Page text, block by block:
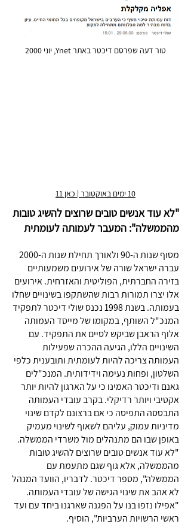
טור דעה שפרסם דיכטר באתר Ynet, יוני 2000
"לא עוד אנשים טובים שרוצים להשיג טובות
מהממשלה": המעבר לעמותה לעומתית
מסוף שנות ה-90 ולאורך תחילת שנות ה-2000
עברה ישראל שורה של אירועים משמעותיים
בזירה החברתית, הפוליטית והאזרחית. אירועים
אלו יצרו תמורות רבות שהשתקפו בשינויים שחלו
בעמותה. בשנת 1998 נכנס שולי דיכטר לתפקיד
המנכ"ל השותף, במקומו של מייסד העמותה
אלוף הראבן שביקש לסיים את התפקיד. עם
השינויים הללו, הגיעה ההכרה שפעילות
העמותה צריכה להיות לעומתית ותובענית כלפי
השלטון, ופחות נעימה וידידותית. המנכ"לים
גאנם ודיכטר האמינו כי על הארגון להיות יותר
אקטיבי ויותר רדיקלי. בקרב עובדי העמותה
התבססה התפיסה כי אם ברצונם לקדם שינוי
מדיניות עמוק, עליהם לשאוף לשינוי מעמיק
באופן שבו הם מתנהלים מול משרדי הממשלה.
"לא עוד אנשים טובים שרוצים להשיג טובות
מהממשלה, אלא גוף שגם מתעמת עם
הממשלה", מספר דיכטר. לדבריו, הוועד המנהל
לא אהב את שינוי הגישה של עובדי העמותה.
"אפילו נזפו בנו על הפגנה שארגנו ביחד עם ועד
ראשי הרשויות הערביות", הוסיף.
10 ימים באוקטובר | כאן 11